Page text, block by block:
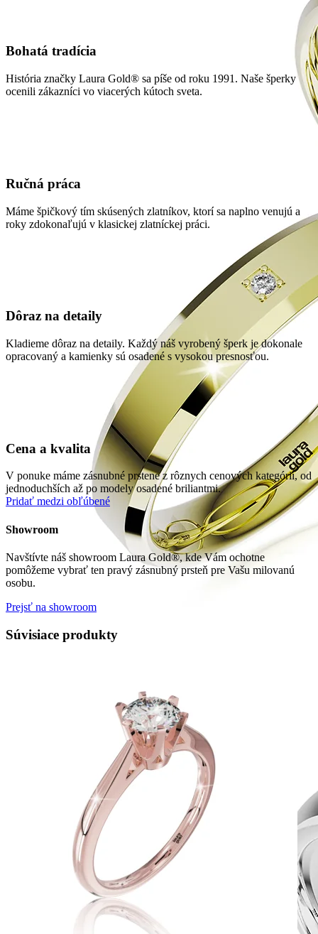
Dokonalý lesk tradičného zlata s decentnou iskrou
Bohatá tradícia
História značky Laura Gold® sa píše od roku 1991. Naše šperky
ocenili zákazníci vo viacerých kútoch sveta.
Ručná práca
Máme špičkový tím skúsených zlatníkov, ktorí sa naplno venujú a
roky zdokonaľujú v klasickej zlatníckej práci.
Dôraz na detaily
Kladieme dôraz na detaily. Každý náš vyrobený šperk je dokonale
opracovaný a kamienky sú osadené s vysokou presnosťou.
Cena a kvalita
V ponuke máme zásnubné prstene z rôznych cenových kategórií, od
jednoduchších až po modely osadené briliantmi.
Pridať medzi obľúbené
Showroom
Navštívte náš showroom Laura Gold®, kde Vám ochotne
pomôžeme vybrať ten pravý zásnubný prsteň pre Vašu milovanú
osobu.
Prejsť na showroom
Súvisiace produkty